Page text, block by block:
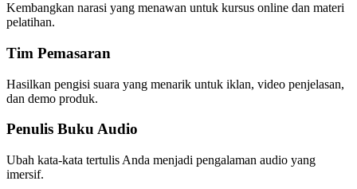
Kembangkan narasi yang menawan untuk kursus online dan materi
pelatihan.
Tim Pemasaran
Hasilkan pengisi suara yang menarik untuk iklan, video penjelasan,
dan demo produk.
Penulis Buku Audio
Ubah kata-kata tertulis Anda menjadi pengalaman audio yang
imersif.